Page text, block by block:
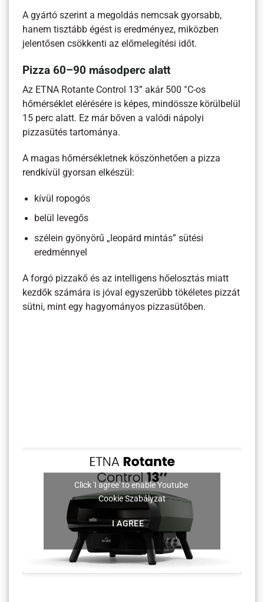
A gyártó szerint a megoldás nemcsak gyorsabb,
hanem tisztább égést is eredményez, miközben
jelentősen csökkenti az előmelegítési időt.
Pizza 60–90 másodperc alatt
Az ETNA Rotante Control 13” akár 500 °C-os
hőmérséklet elérésére is képes, mindössze körülbelül
15 perc alatt. Ez már bőven a valódi nápolyi
pizzasütés tartománya.
A magas hőmérsékletnek köszönhetően a pizza
rendkívül gyorsan elkészül:
kívül ropogós
belül levegős
szélein gyönyörű „leopárd mintás” sütési
eredménnyel
A forgó pizzakő és az intelligens hőelosztás miatt
kezdők számára is jóval egyszerűbb tökéletes pizzát
sütni, mint egy hagyományos pizzasütőben.
Click 'I agree' to enable Youtube
Cookie Szabályzat
I AGREE